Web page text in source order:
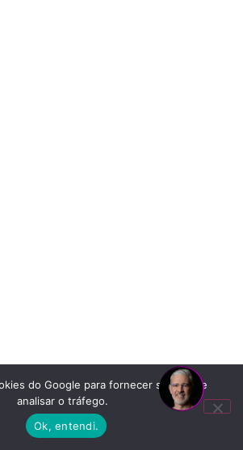
do Google para fornecer serviços e
analisar o tráfego.
Ok, entendi.